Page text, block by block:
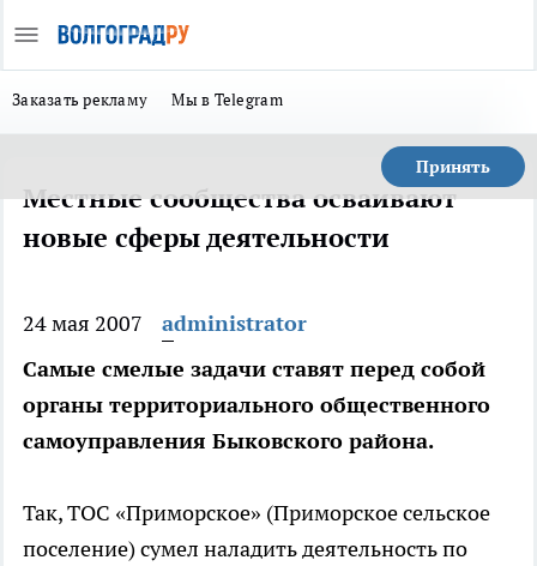
Заказать рекламу Мы в Telegram
Принять
Местные сообщества осваивают
новые сферы деятельности
24 мая 2007
administrator
Самые смелые задачи ставят перед собой
органы территориального общественного
самоуправления Быковского района.
Так, ТОС «Приморское» (Приморское сельское
поселение) сумел наладить деятельность по